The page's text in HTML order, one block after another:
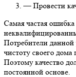
— Провести
Самая частая
Потребители данной
чистоту своего
Поэтому качество
постоянной основе.